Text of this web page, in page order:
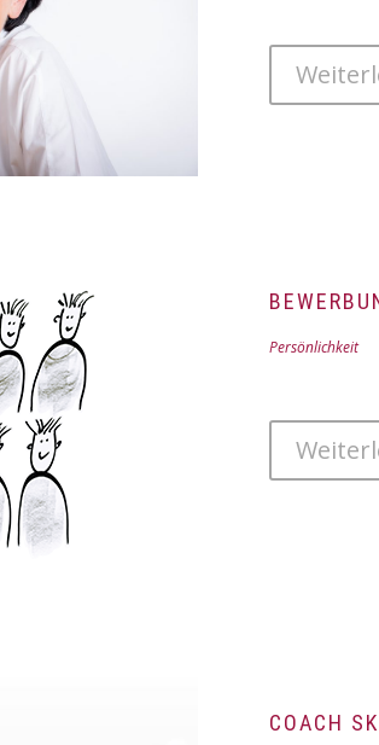
Persönlichkeit
COACH